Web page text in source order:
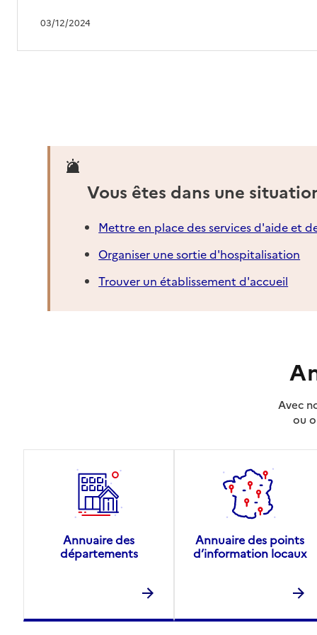
03/12/2024
Vous êtes dans une
Mettre en place des services d'aide et
Organiser une sortie d'hospitalisation
Trouver un établissement d'accueil
Avec
ou
Annuaire des
départements
Annuaire des points
d’information locaux